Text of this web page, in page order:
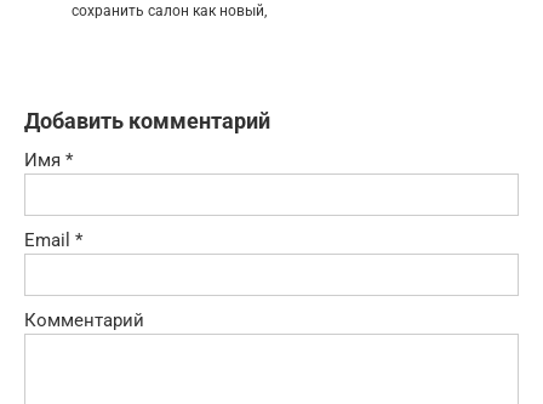
сохранить салон как новый,
Добавить комментарий
Имя *
Email *
Комментарий